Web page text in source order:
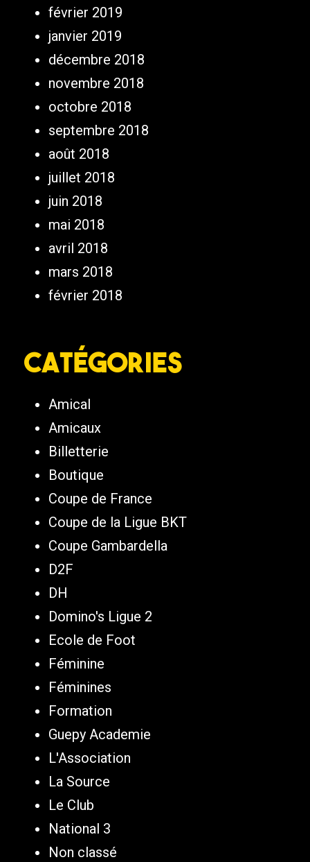
février 2019
janvier 2019
décembre 2018
novembre 2018
octobre 2018
septembre 2018
août 2018
juillet 2018
juin 2018
mai 2018
avril 2018
mars 2018
février 2018
Catégories
Amical
Amicaux
Billetterie
Boutique
Coupe de France
Coupe de la Ligue BKT
Coupe Gambardella
D2F
DH
Domino's Ligue 2
Ecole de Foot
Féminine
Féminines
Formation
Guepy Academie
L'Association
La Source
Le Club
National 3
Non classé